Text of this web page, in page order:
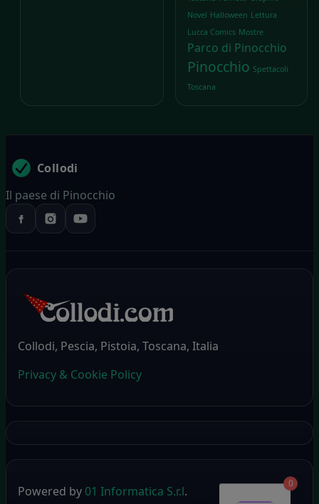
Novel Halloween Lettura
Lucca Comics Mostre
Parco di Pinocchio
Pinocchio Spettacoli
Toscana
Collodi
Il paese di Pinocchio
Collodi, Pescia, Pistoia, Toscana, Italia
Privacy & Cookie Policy
Powered by 01 Informatica S.r.l. 0